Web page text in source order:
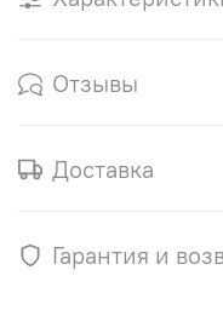
Отзывы
Доставка
Гарантия и